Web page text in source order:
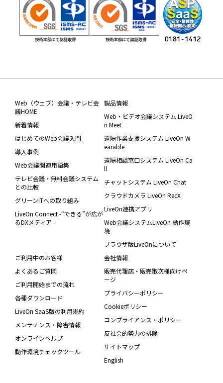
Web（ウェブ）会議・テレビ会
議HOME
新着情報
はじめてのWeb会議入門
導入事例
Web会議関連用語集
テレビ会議・無料会議システム
との比較
グリーンITへの取り組み
LiveOn Connect -“できる”が広が
るDXメディア -
製品情報
Web・ビデオ会議システム LiveO
n Meet
遠隔作業支援システム LiveOn W
earable
遠隔相談窓口システム LiveOn Ca
ll
チャットシステム LiveOn Chat
クラウドカメラ LiveOn RecX
LiveOn連携アプリ
Web会議システムLiveOn 動作環
境
ブラウザ版LiveOnについて
ご利用中のお客様
よくあるご質問
ご利用開始までの流れ
各種ダウンロード
LiveOn SaaS版の利用規約
メンテナンス・障害情報
オンラインヘルプ
動作環境チェックツール
会社情報
販売代理店・販売取次様向けペ
ージ
プライバシーポリシー
Cookieポリシー
コンプライアンス・ポリシー
反社会的勢力の排除
サイトマップ
English